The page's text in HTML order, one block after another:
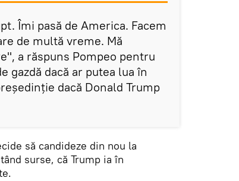
Îmi pasă de America. Facem
de multă vreme. Mă
a răspuns Pompeo pentru
gazdă dacă ar putea lua în
dacă Donald Trump
să candideze din nou la
surse, că Trump ia în